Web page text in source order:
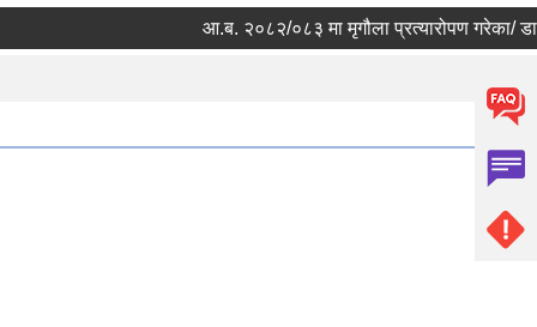
आ.ब. २०८२/०८३ मा मृगौला प्रत्यारोपण गरेका/